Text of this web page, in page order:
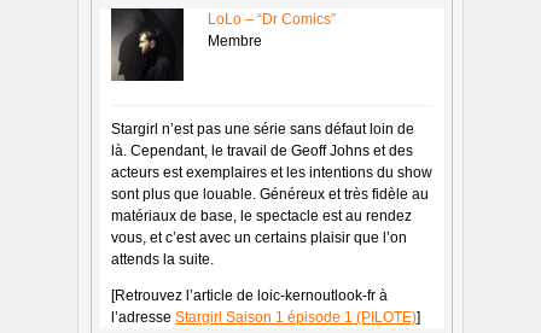
LoLo – “Dr Comics”
Membre
Stargirl n’est pas une série sans défaut loin de
là. Cependant, le travail de Geoff Johns et des
acteurs est exemplaires et les intentions du show
sont plus que louable. Généreux et très fidèle au
matériaux de base, le spectacle est au rendez
vous, et c’est avec un certains plaisir que l’on
attends la suite.
[Retrouvez l’article de loic-kernoutlook-fr à
l’adresse Stargirl Saison 1 épisode 1 (PILOTE)]